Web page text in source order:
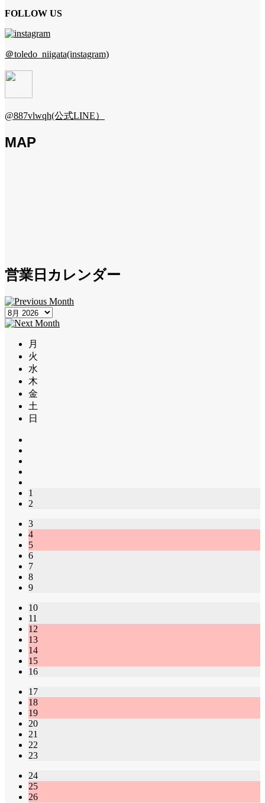
FOLLOW US
＠toledo_niigata(instagram)
@887vlwqh(公式LINE）
MAP
営業日カレンダー
月
火
水
木
金
土
日
1
2
3
4
5
6
7
8
9
10
11
12
13
14
15
16
17
18
19
20
21
22
23
24
25
26